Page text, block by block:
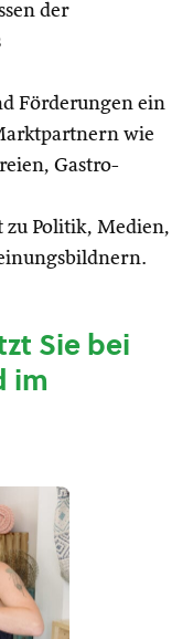
der
Förderungen ein
wie
Gastro-
zu Politik, Medien,
Sie bei
im